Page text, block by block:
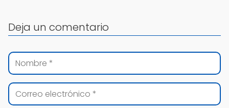
Deja un comentario